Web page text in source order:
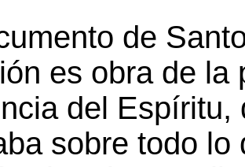
de
es obra de la
del
sobre todo lo